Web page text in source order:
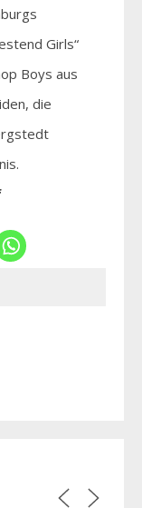
Girls“
Boys aus
die